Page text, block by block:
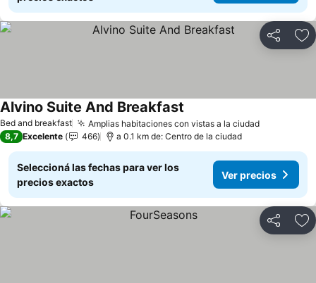
Compartir
Bed and breakfast Amplias habitaciones con vistas a la ciudadVer
Alvino Suite And Breakfast
8,7 Excelente 466 a 0.1 km de: Centro de la ciudad
Seleccioná las fechas para ver los
precios exactos
Ver precios
Compartir